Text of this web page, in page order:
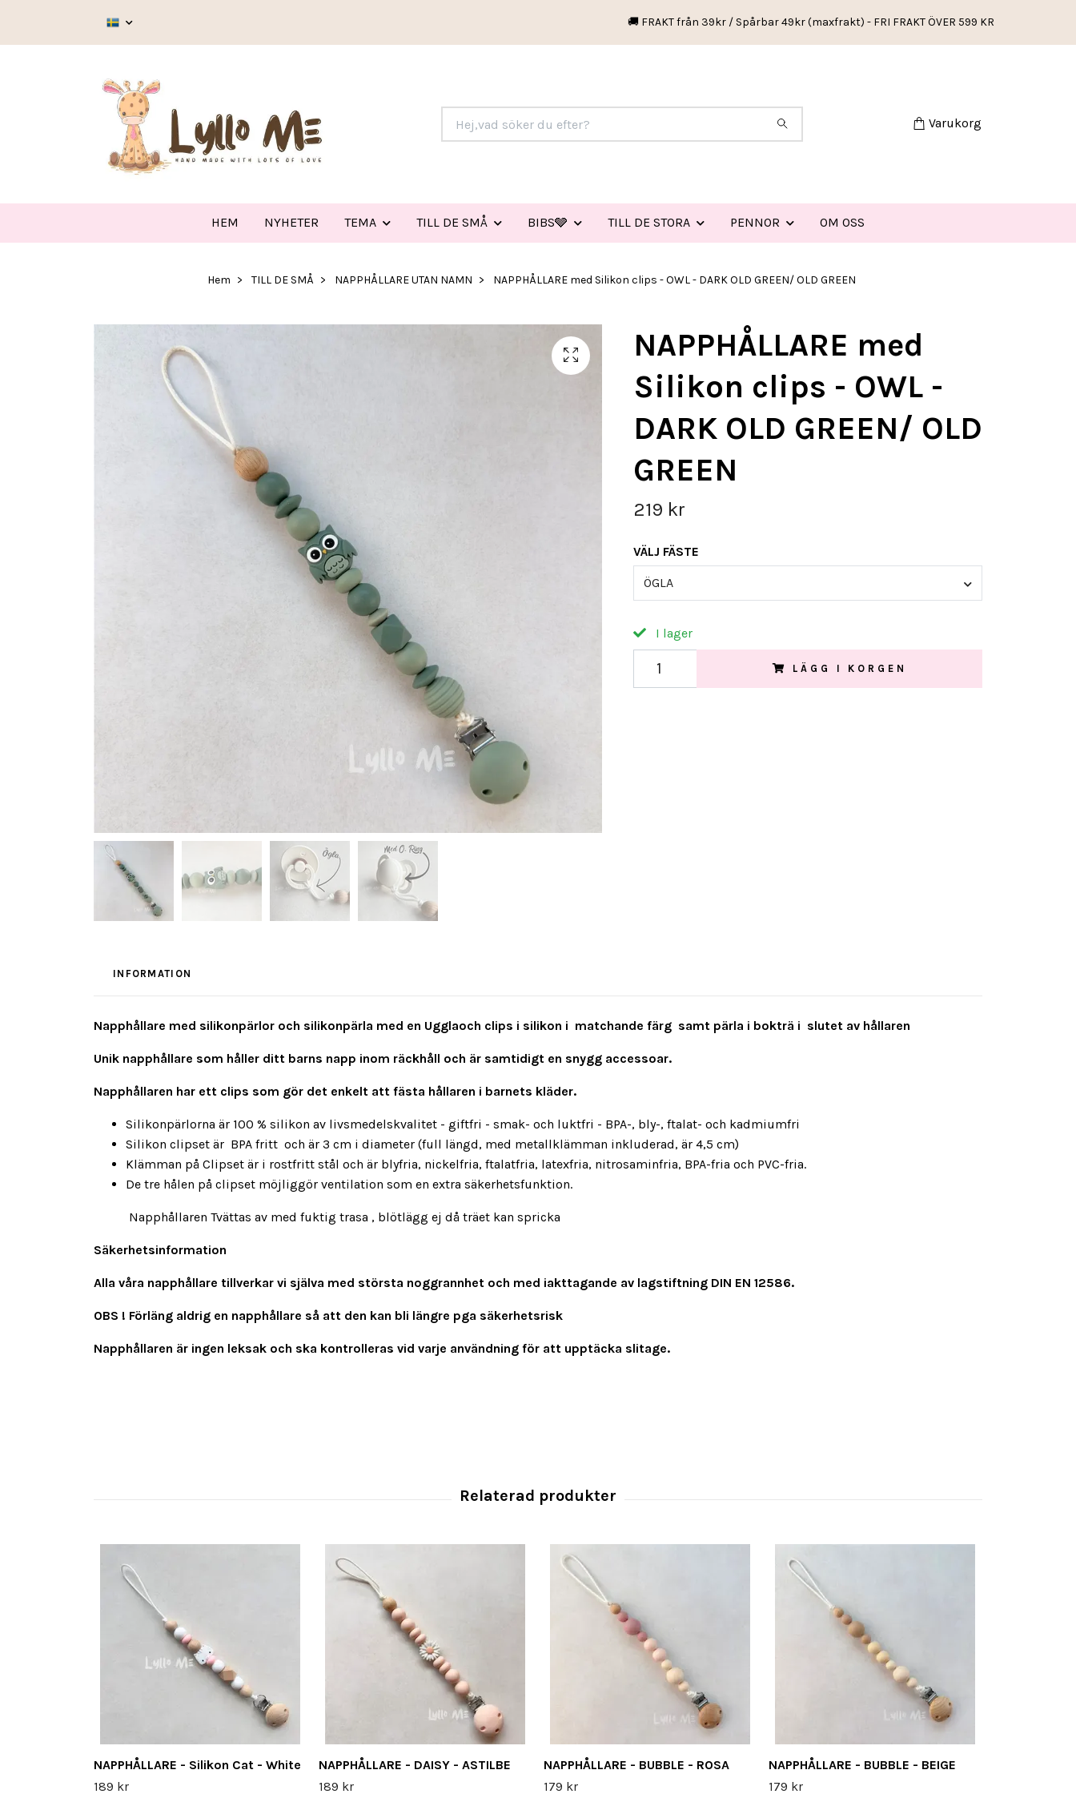
🚚 FRAKT från 39kr / Spårbar 49kr (maxfrakt) - FRI FRAKT ÖVER 599 KR
Varukorg
HEM NYHETER TEMA TILL DE SMÅ BIBS🩶 TILL DE STORA PENNOR OM OSS
Hem TILL DE SMÅ NAPPHÅLLARE UTAN NAMN NAPPHÅLLARE med Silikon clips - OWL - DARK OLD GREEN/ OLD GREEN
NAPPHÅLLARE med
Silikon clips - OWL -
DARK OLD GREEN/ OLD
GREEN
219 kr
VÄLJ FÄSTE
ÖGLA
I lager
LÄGG I KORGEN
INFORMATION
Napphållare med silikonpärlor och silikonpärla med en Ugglaoch clips i silikon i matchande färg samt pärla i bokträ i slutet av hållaren
Unik napphållare som håller ditt barns napp inom räckhåll och är samtidigt en snygg accessoar.
Napphållaren har ett clips som gör det enkelt att fästa hållaren i barnets kläder.
Silikonpärlorna är 100 % silikon av livsmedelskvalitet - giftfri - smak- och luktfri - BPA-, bly-, ftalat- och kadmiumfri
Silikon clipset är BPA fritt och är 3 cm i diameter (full längd, med metallklämman inkluderad, är 4,5 cm)
Klämman på Clipset är i rostfritt stål och är blyfria, nickelfria, ftalatfria, latexfria, nitrosaminfria, BPA-fria och PVC-fria.
De tre hålen på clipset möjliggör ventilation som en extra säkerhetsfunktion.
Napphållaren Tvättas av med fuktig trasa , blötlägg ej då träet kan spricka
Säkerhetsinformation
Alla våra napphållare tillverkar vi själva med största noggrannhet och med iakttagande av lagstiftning DIN EN 12586.
OBS ! Förläng aldrig en napphållare så att den kan bli längre pga säkerhetsrisk
Napphållaren är ingen leksak och ska kontrolleras vid varje användning för att upptäcka slitage.
NAPPHÅLLARE - Silikon Cat - White
189 kr
NAPPHÅLLARE - DAISY - ASTILBE
189 kr
NAPPHÅLLARE - BUBBLE - ROSA
179 kr
NAPPHÅLLARE - BUBBLE - BEIGE
179 kr